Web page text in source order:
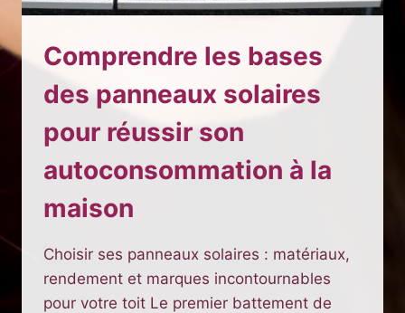
Comprendre les bases
des panneaux solaires
pour réussir son
autoconsommation à la
maison
Choisir ses panneaux solaires : matériaux,
rendement et marques incontournables
pour votre toit Le premier battement de